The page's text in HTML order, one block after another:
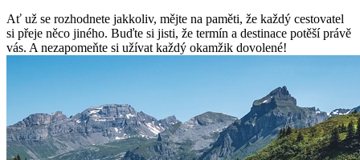
Ať už ⁣se⁢ rozhodnete jakkoliv, ⁣mějte na paměti, že ​každý cestovatel
‌si přeje něco jiného. ​Buďte⁤ si jisti, že termín‌ a destinace potěší právě‌
vás. A nezapomeňte si užívat každý okamžik dovolené!